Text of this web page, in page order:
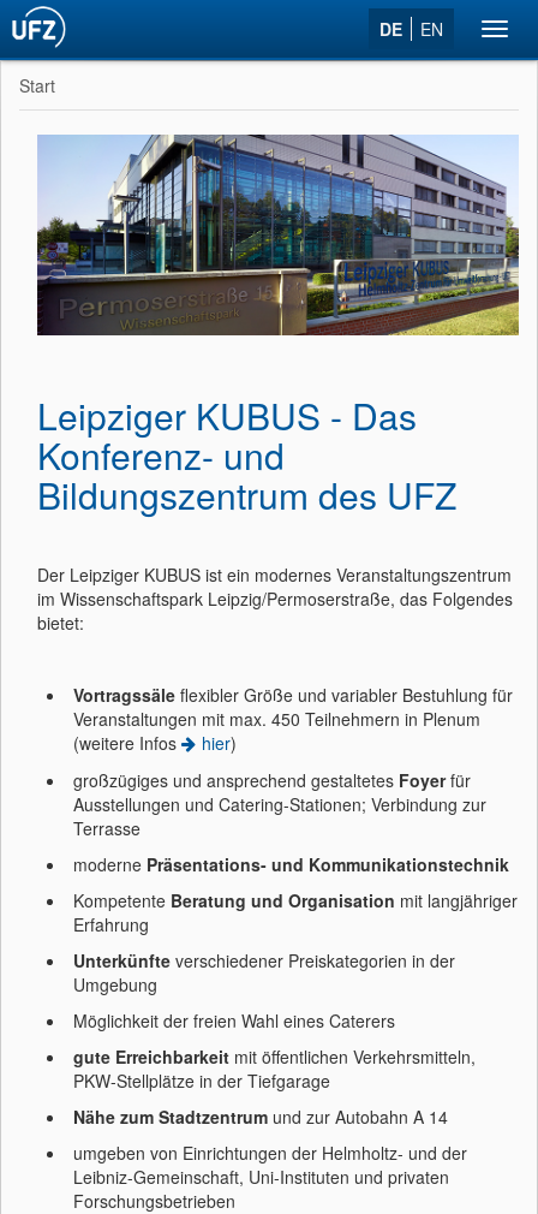
DE EN
Start
Leipziger KUBUS - Das
Konferenz- und
Bildungszentrum des UFZ
Der Leipziger KUBUS ist ein modernes Veranstaltungszentrum
im Wissenschaftspark Leipzig/Permoserstraße, das Folgendes
bietet:
Vortragssäle flexibler Größe und variabler Bestuhlung für
Veranstaltungen mit max. 450 Teilnehmern in Plenum
(weitere Infos
hier)
großzügiges und ansprechend gestaltetes Foyerfür
Ausstellungen und Catering-Stationen; Verbindung zur
Terrasse
moderne Präsentations- und Kommunikationstechnik
Kompetente Beratung und Organisation mit langjähriger
Erfahrung
Unterkünfte verschiedener Preiskategorien in der
Umgebung
Möglichkeit der freien Wahl eines Caterers
gute Erreichbarkeit mit öffentlichen Verkehrsmitteln,
PKW-Stellplätze in der Tiefgarage
Nähe zum Stadtzentrum und zur Autobahn A 14
umgeben von Einrichtungen der Helmholtz- und der
Leibniz-Gemeinschaft, Uni-Instituten und privaten
Forschungsbetrieben